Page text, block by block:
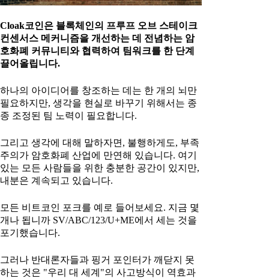
Cloak코인은 블록체인의 프루프 오브 스테이크
컨센서스 메커니즘을 개선하는 데 전념하는 암
호화폐 커뮤니티와 협력하여 팀워크를 한 단계
끌어올립니다.
하나의 아이디어를 창조하는 데는 한 개의 뇌만
필요하지만, 생각을 현실로 바꾸기 위해서는 종
종 조정된 팀 노력이 필요합니다.
그리고 생각에 대해 말하자면, 불행하게도, 부족
주의가 암호화폐 산업에 만연해 있습니다. 여기
있는 모든 사람들을 위한 충분한 공간이 있지만,
내분은 계속되고 있습니다.
모든 비트코인 포크를 예로 들어보세요. 지금 몇
개나 됩니까 SV/ABC/123/U+ME에서 세는 것을
포기했습니다.
그러나 반대론자들과 핑거 포인터가 깨닫지 못
하는 것은 "우리 대 세계"의 사고방식이 역효과